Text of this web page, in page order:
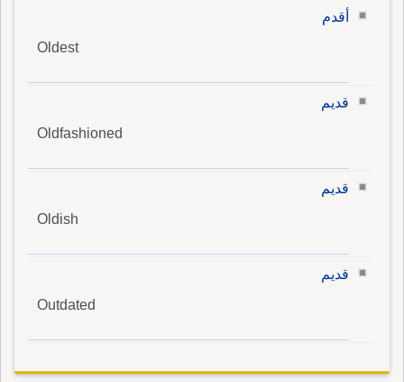
أقدم
Oldest
قديم
Oldfashioned
قديم
Oldish
قديم
Outdated